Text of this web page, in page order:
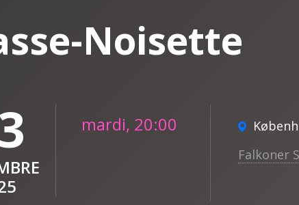
Noisette
Falkoner
mardi, 20:00